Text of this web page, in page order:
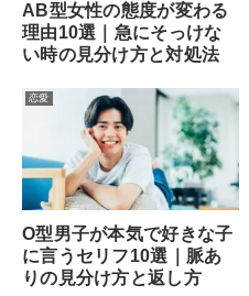
AB型女性の態度が変わる
理由10選｜急にそっけな
い時の見分け方と対処法
恋愛
O型男子が本気で好きな子
に言うセリフ10選｜脈あ
りの見分け方と返し方